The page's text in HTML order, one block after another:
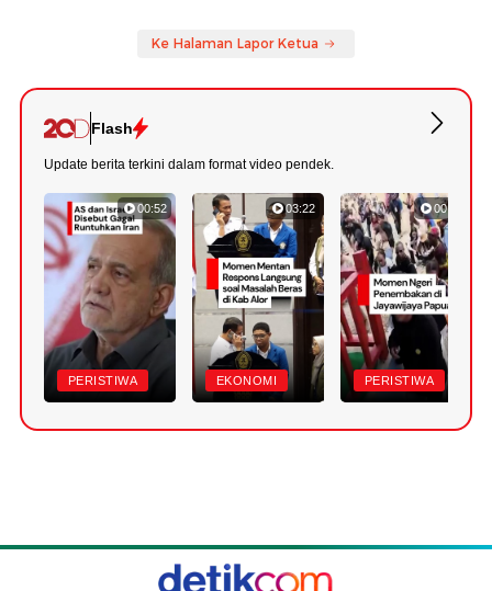
Ke Halaman Lapor Ketua
Flash
Update berita terkini dalam format video pendek.
00:52
PERISTIWA
03:22
EKONOMI
00:42
PERISTIWA